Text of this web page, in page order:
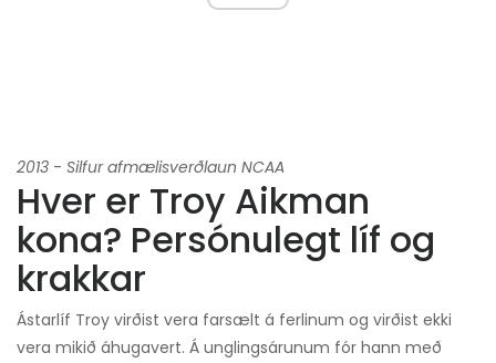
2013 - Silfur afmælisverðlaun NCAA
Hver er Troy Aikman
kona? Persónulegt líf og
krakkar
Ástarlíf Troy virðist vera farsælt á ferlinum og virðist ekki
vera mikið áhugavert. Á unglingsárunum fór hann með